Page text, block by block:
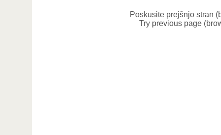
Poskusite prejšnjo stran
Try previous page